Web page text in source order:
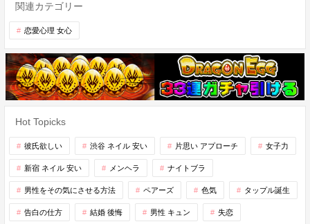
関連カテゴリー
恋愛心理 女心
Hot Topicks
彼氏欲しい 渋谷 ネイル 安い 片思い アプローチ 女子力
新宿 ネイル 安い メンヘラ ナイトブラ
男性をその気にさせる方法 ペアーズ 色気 タップル誕生
告白の仕方 結婚 後悔 男性 キュン 失恋